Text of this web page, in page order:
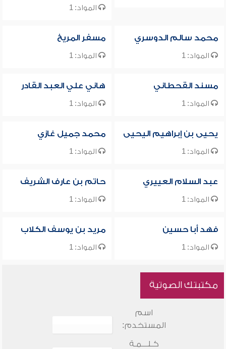
المواد: 1
محمد سالم الدوسري
المواد: 1
مسفر المريخ
المواد: 1
مسند القحطاني
المواد: 1
هاني علي العبد القادر
المواد: 1
يحيى بن إبراهيم اليحيى
المواد: 1
محمد جميل غازي
المواد: 1
عبد السلام العييري
المواد: 1
حاتم بن عارف الشريف
المواد: 1
فهد أبا حسين
المواد: 1
مريد بن يوسف الكلاب
المواد: 1
مكتبتك الصوتية
اسم
المستخدم:
كـلـــمـة